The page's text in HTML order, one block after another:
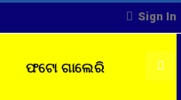
Sign In
ଫଟୋ ଗାଲେରି